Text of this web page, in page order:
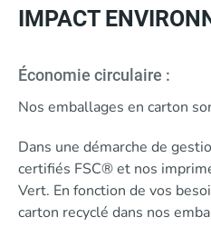
IMPACT
Économie circulaire :
Nos emballages en carton
Dans une démarche de
certifiés FSC® et nos
Vert. En fonction de vos
carton recyclé dans nos